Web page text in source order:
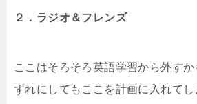
２．ラジオ＆フレンズ
ここはそろそろ英語学習から外す
ずれにしてもここを計画に入れて